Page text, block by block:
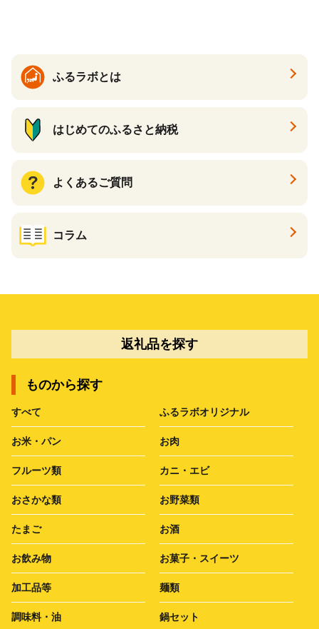
ふるラボとは
はじめてのふるさと納税
よくあるご質問
コラム
返礼品を探す
ものから探す
すべて ふるラボオリジナル
お米・パン お肉
フルーツ類 カニ・エビ
おさかな類 お野菜類
たまご お酒
お飲み物 お菓子・スイーツ
加工品等 麺類
調味料・油 鍋セット